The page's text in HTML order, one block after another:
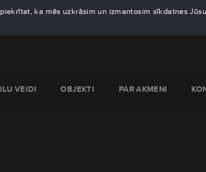
ka mēs uzkrāsim un izmantosim sīkdatnes
VEIDI OBJEKTI PAR AKMENI